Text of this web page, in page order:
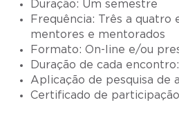
Duração: Um semestre
Frequência: Três a quatro
mentores e mentorados
Formato: On-line e/ou
Duração de cada
Aplicação de pesquisa de
Certificado de participação